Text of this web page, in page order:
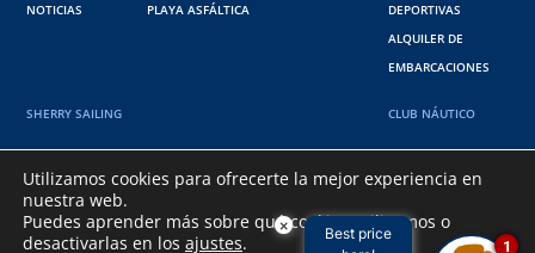
NOTICIAS
PLAYA ASFÁLTICA
DEPORTIVAS
ALQUILER DE
EMBARCACIONES
SHERRY SAILING CLUB NÁUTICO
36º 34' 38" N
6º 15' 15 " W
Utilizamos cookies para ofrecerte la mejor experiencia en
nuestra web.
Puedes aprender más sobre qué cookies utilizamos o
desactivarlas en los ajustes.
×
Best price
1